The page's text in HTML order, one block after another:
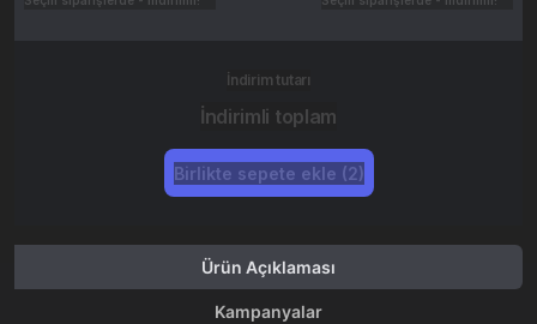
İndirim tutarı
İndirimli toplam
Birlikte sepete ekle (2)
Ürün Açıklaması
Kampanyalar